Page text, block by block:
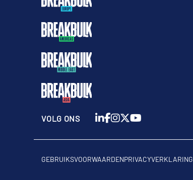
VOLG ONS
GEBRUIKSVOORWAARDENPRIVACYVERKLARING